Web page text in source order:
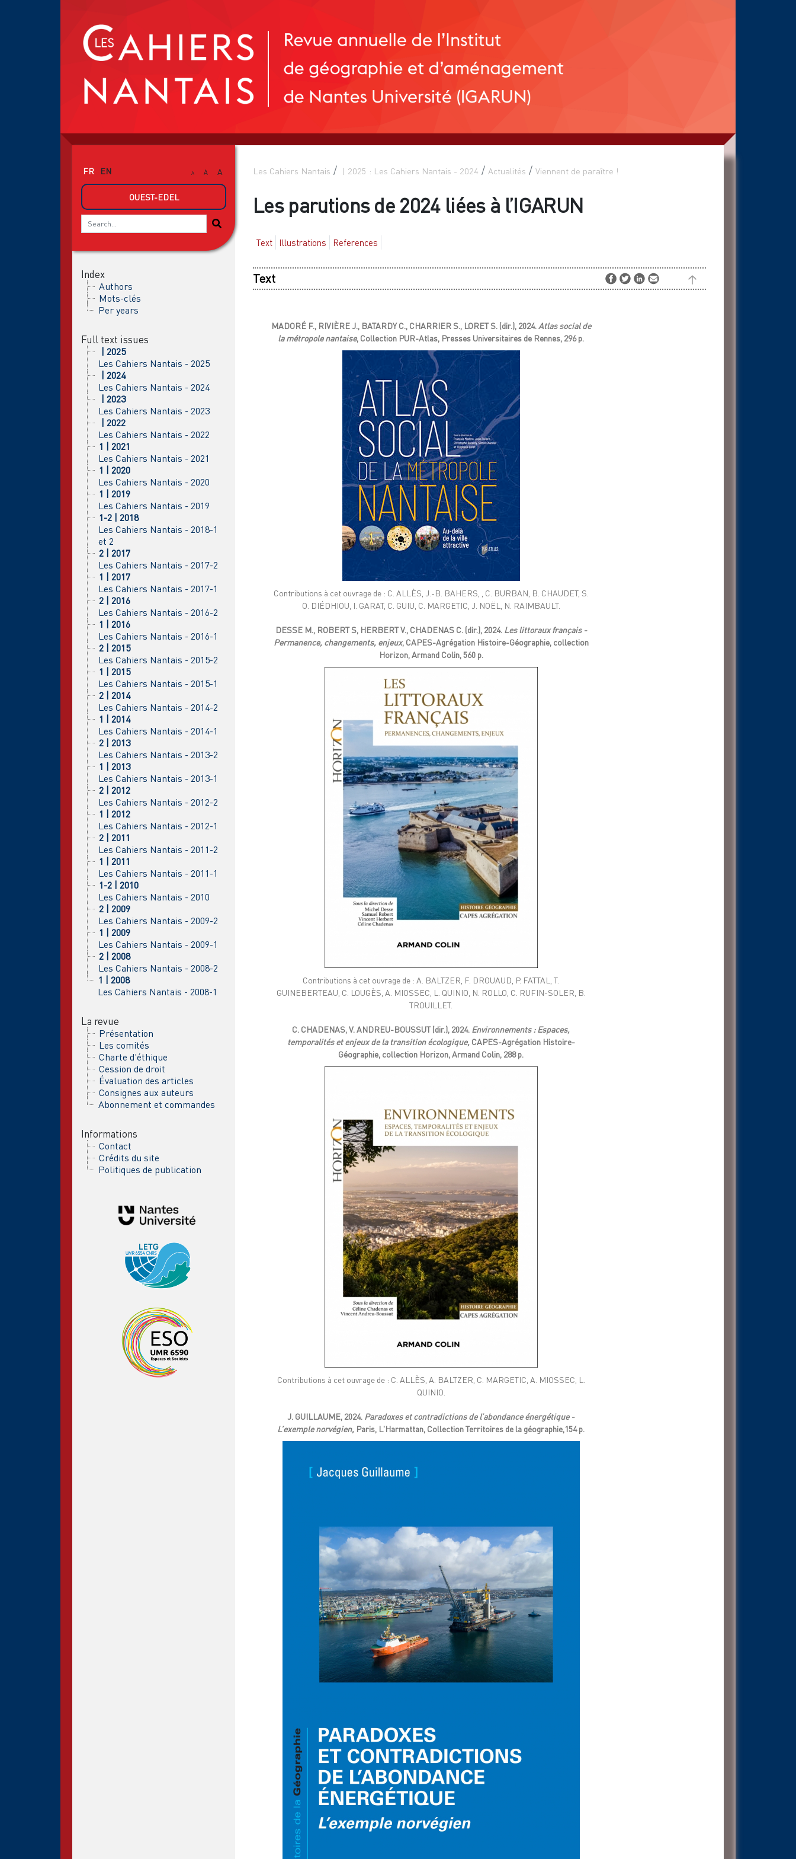
FR EN A A A
OUEST-EDEL
Index
Authors
Mots-clés
Per years
Full text issues
| 2025
Les Cahiers Nantais - 2025
| 2024
Les Cahiers Nantais - 2024
| 2023
Les Cahiers Nantais - 2023
| 2022
Les Cahiers Nantais - 2022
1 | 2021
Les Cahiers Nantais - 2021
1 | 2020
Les Cahiers Nantais - 2020
1 | 2019
Les Cahiers Nantais - 2019
1-2 | 2018
Les Cahiers Nantais - 2018-1
et 2
2 | 2017
Les Cahiers Nantais - 2017-2
1 | 2017
Les Cahiers Nantais - 2017-1
2 | 2016
Les Cahiers Nantais - 2016-2
1 | 2016
Les Cahiers Nantais - 2016-1
2 | 2015
Les Cahiers Nantais - 2015-2
1 | 2015
Les Cahiers Nantais - 2015-1
2 | 2014
Les Cahiers Nantais - 2014-2
1 | 2014
Les Cahiers Nantais - 2014-1
2 | 2013
Les Cahiers Nantais - 2013-2
1 | 2013
Les Cahiers Nantais - 2013-1
2 | 2012
Les Cahiers Nantais - 2012-2
1 | 2012
Les Cahiers Nantais - 2012-1
2 | 2011
Les Cahiers Nantais - 2011-2
1 | 2011
Les Cahiers Nantais - 2011-1
1-2 | 2010
Les Cahiers Nantais - 2010
2 | 2009
Les Cahiers Nantais - 2009-2
1 | 2009
Les Cahiers Nantais - 2009-1
2 | 2008
Les Cahiers Nantais - 2008-2
1 | 2008
Les Cahiers Nantais - 2008-1
La revue
Présentation
Les comités
Charte d'éthique
Cession de droit
Évaluation des articles
Consignes aux auteurs
Abonnement et commandes
Informations
Contact
Crédits du site
Politiques de publication
Les Cahiers Nantais | 2025 : Les Cahiers Nantais - 2024 Actualités Viennent de paraître !
Les parutions de 2024 liées à l’IGARUN
Text Illustrations References
Text
MADORÉ F., RIVIÈRE J., BATARDY C., CHARRIER S., LORET S. (dir.), 2024. Atlas social de
la métropole nantaise, Collection PUR-Atlas, Presses Universitaires de Rennes, 296 p.
Contributions à cet ouvrage de : C. ALLÈS, J.-B. BAHERS, , C. BURBAN, B. CHAUDET, S.
O. DIÉDHIOU, I. GARAT, C. GUIU, C. MARGETIC, J. NOËL, N. RAIMBAULT.
DESSE M., ROBERT S, HERBERT V., CHADENAS C. (dir.), 2024. Les littoraux français -
Permanence, changements, enjeux, CAPES-Agrégation Histoire-Géographie, collection
Horizon, Armand Colin, 560 p.
Contributions à cet ouvrage de : A. BALTZER, F. DROUAUD, P. FATTAL, T.
GUINEBERTEAU, C. LOUGÈS, A. MIOSSEC, L. QUINIO, N. ROLLO, C. RUFIN-SOLER, B.
TROUILLET.
C. CHADENAS, V. ANDREU-BOUSSUT (dir.), 2024. Environnements : Espaces,
temporalités et enjeux de la transition écologique, CAPES-Agrégation Histoire-
Géographie, collection Horizon, Armand Colin, 288 p.
Contributions à cet ouvrage de : C. ALLÈS, A. BALTZER, C. MARGETIC, A. MIOSSEC, L.
QUINIO.
J. GUILLAUME, 2024. Paradoxes et contradictions de l’abondance énergétique -
L’exemple norvégien, Paris, L'Harmattan, Collection Territoires de la géographie,154 p.